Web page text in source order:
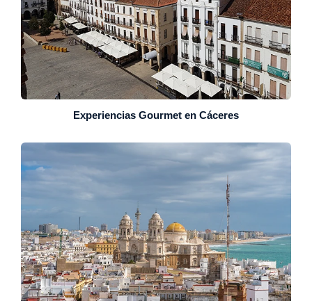
Experiencias Gourmet en Cáceres